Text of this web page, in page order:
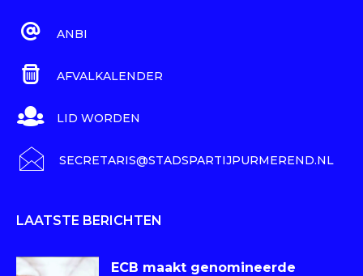
ANBI
AFVALKALENDER
LID WORDEN
SECRETARIS@STADSPARTIJPURMEREND.NL
LAATSTE BERICHTEN
ECB maakt genomineerde